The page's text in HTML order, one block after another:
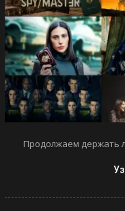
Продолжаем держать